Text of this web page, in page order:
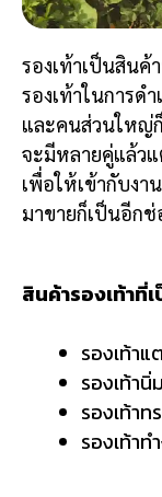
รองเท้าเป็นสินค้
รองเท้าในการด
และคนส่วนใหญ่ก็
จะมีหลายคู่แล้ว
เพื่อให้เข้ากับงา
มาขายก็เป็นอีกช่
สินค้ารองเท้าที่
รองเท้าแ
รองเท้านิ่ม
รองเท้า
รองเท้าท